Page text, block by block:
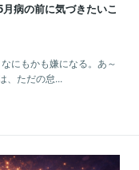
病の前に気づきたいこ
にもかも嫌になる。あ～
、ただの怠...